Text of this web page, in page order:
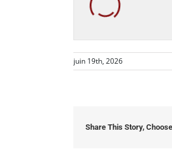
juin 19th, 2026
Share This Story,